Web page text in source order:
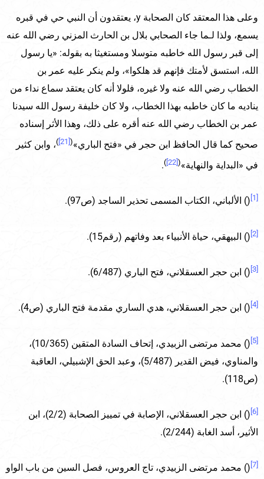
وعلى هذا المعتقد كان الصحابة y، يعتقدون أن النبي حي في قبره
يسمع، ولذا لـما جاء الصحابي بلال بن الحارث المزني رضي الله عنه
إلى قبر رسول الله خاطبه متوسلا ومستغيثا به بقوله: «يا رسول
الله، استسق لأمتك فإنهم قد هلكوا»، ولم ينكر عليه عمر بن
الخطاب رضي الله عنه ولا غيره، فلولا أنه كان يعتقد سماع نداء من
يناديه ما كان خاطبه بهذا الخطاب، ولا كان خليفة رسول الله سيدنا
عمر بن الخطاب رضي الله عنه أقره على ذلك، وهذا الأثر إسناده
صحيح كما قال الحافظ ابن حجر في «فتح الباري»(
[21]
)، وابن كثير
في «البداية والنهاية»(
)
.
() الألباني، الكتاب المسمى تحذير الساجد (ص97).
[2] () البيهقي، حياة الأنبياء بعد وفاتهم (رقم15).
() ابن حجر العسقلاني، فتح الباري (6/487).
() ابن حجر العسقلاني، هدي الساري مقدمة فتح الباري (ص4).
[5]
() محمد مرتضى الزبيدي، إتحاف السادة المتقين (10/365)،
والمناوي، فيض القدير (5/487)، وعبد الحق الإشبيلي، العاقبة
(ص118).
() ابن حجر العسقلاني، الإصابة في تمييز الصحابة (2/2)، ابن
الأثير، أسد الغابة (2/244).
() محمد مرتضى الزبيدي، تاج العروس، فصل السين من باب الواو